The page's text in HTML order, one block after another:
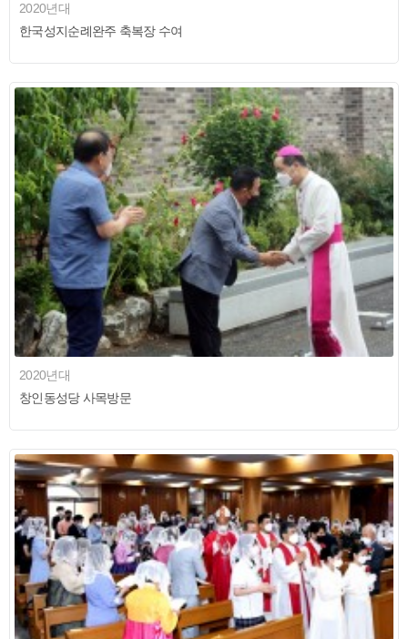
2020년대
한국성지순례완주 축복장 수여
2020년대
창인동성당 사목방문